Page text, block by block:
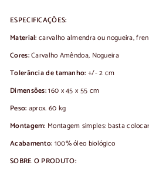
ESPECIFICAÇÕES:
Material: carvalho almendra ou nogueira,
Cores:Carvalho Amêndoa, Nogueira
Tolerância de tamanho: +/- 2 cm
Dimensões:160 x 45 x 55 cm
Peso: aprox. 60 kg
Montagem: Montagem simples: basta
Acabamento: 100% óleo biológico
SOBRE O PRODUTO: